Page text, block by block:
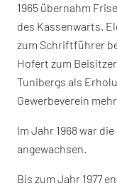
1965 übernahm
des Kassenwarts.
zum Schriftführer
Hofert zum
Tunibergs als
Gewerbeverein
Im Jahr 1968 war
angewachsen.
Bis zum Jahr 1977